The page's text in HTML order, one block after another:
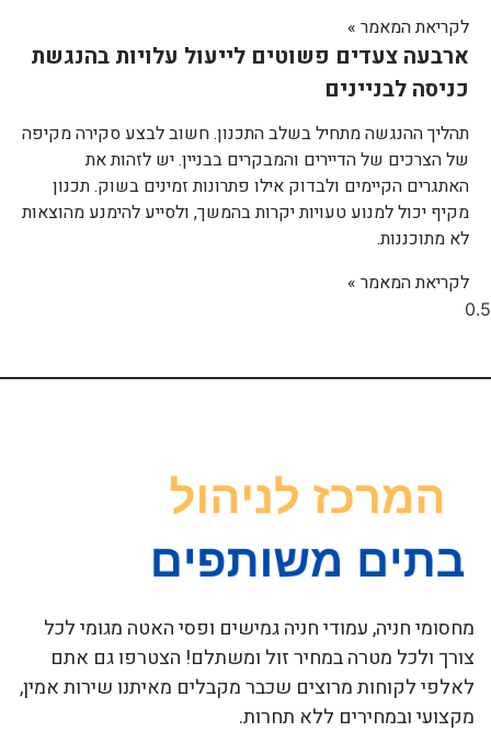
לקריאת המאמר »
ארבעה צעדים פשוטים לייעול עלויות בהנגשת
כניסה לבניינים
תהליך ההנגשה מתחיל בשלב התכנון. חשוב לבצע סקירה מקיפה
של הצרכים של הדיירים והמבקרים בבניין. יש לזהות את
האתגרים הקיימים ולבדוק אילו פתרונות זמינים בשוק. תכנון
מקיף יכול למנוע טעויות יקרות בהמשך, ולסייע להימנע מהוצאות
לא מתוכננות.
לקריאת המאמר »
מחסומי חניה, עמודי חניה גמישים ופסי האטה מגומי לכל
צורך ולכל מטרה במחיר זול ומשתלם! הצטרפו גם אתם
לאלפי לקוחות מרוצים שכבר מקבלים מאיתנו שירות אמין,
מקצועי ובמחירים ללא תחרות.